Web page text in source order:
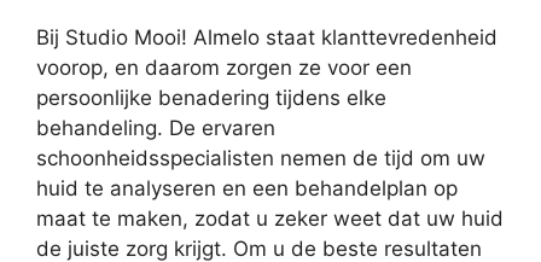
Bij Studio Mooi! Almelo staat klanttevredenheid
voorop, en daarom zorgen ze voor een
persoonlijke benadering tijdens elke
behandeling. De ervaren
schoonheidsspecialisten nemen de tijd om uw
huid te analyseren en een behandelplan op
maat te maken, zodat u zeker weet dat uw huid
de juiste zorg krijgt. Om u de beste resultaten